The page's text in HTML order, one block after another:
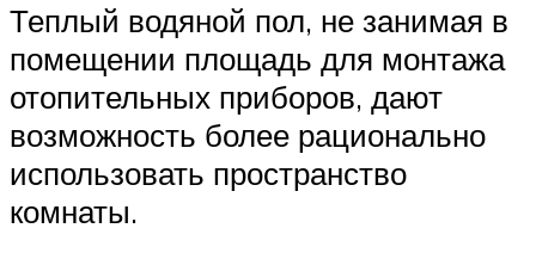
Теплый водяной пол, не занимая в
помещении площадь для монтажа
отопительных приборов, дают
возможность более рационально
использовать пространство
комнаты.